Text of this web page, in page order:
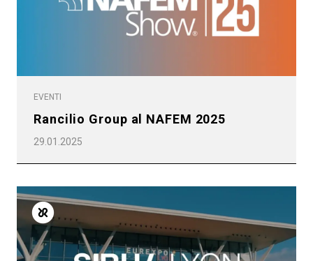
EVENTI
Rancilio Group al NAFEM 2025
29.01.2025